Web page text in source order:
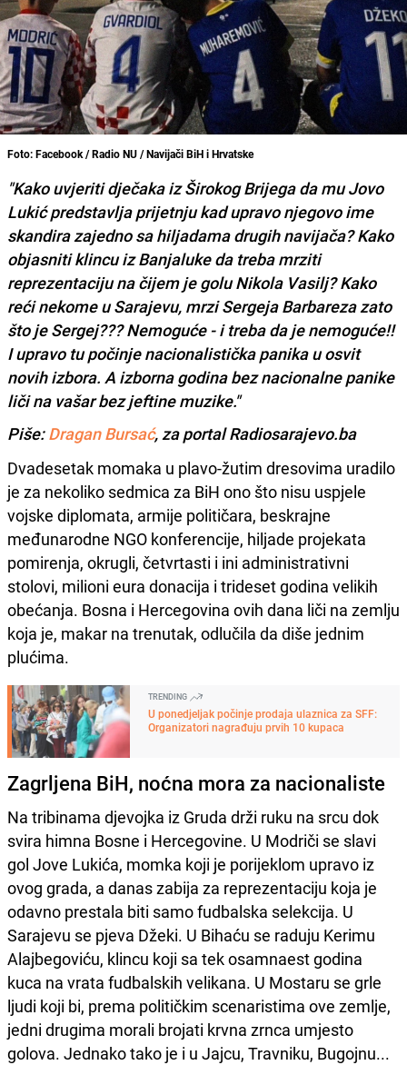
Foto: Facebook / Radio NU / Navijači BiH i Hrvatske
"Kako uvjeriti dječaka iz Širokog Brijega da mu Jovo
Lukić predstavlja prijetnju kad upravo njegovo ime
skandira zajedno sa hiljadama drugih navijača? Kako
objasniti klincu iz Banjaluke da treba mrziti
reprezentaciju na čijem je golu Nikola Vasilj? Kako
reći nekome u Sarajevu, mrzi Sergeja Barbareza zato
što je Sergej??? Nemoguće - i treba da je nemoguće!!
I upravo tu počinje nacionalistička panika u osvit
novih izbora. A izborna godina bez nacionalne panike
liči na vašar bez jeftine muzike."
Piše:Dragan Bursać, za portal Radiosarajevo.ba
Dvadesetak momaka u plavo-žutim dresovima uradilo
je za nekoliko sedmica za BiH ono što nisu uspjele
vojske diplomata, armije političara, beskrajne
međunarodne NGO konferencije, hiljade projekata
pomirenja, okrugli, četvrtasti i ini administrativni
stolovi, milioni eura donacija i trideset godina velikih
obećanja. Bosna i Hercegovina ovih dana liči na zemlju
koja je, makar na trenutak, odlučila da diše jednim
plućima.
TRENDING
U ponedjeljak počinje prodaja ulaznica za SFF:
Organizatori nagrađuju prvih 10 kupaca
Zagrljena BiH, noćna mora za nacionaliste
Na tribinama djevojka iz Gruda drži ruku na srcu dok
svira himna Bosne i Hercegovine. U Modriči se slavi
gol Jove Lukića, momka koji je porijeklom upravo iz
ovog grada, a danas zabija za reprezentaciju koja je
odavno prestala biti samo fudbalska selekcija. U
Sarajevu se pjeva Džeki. U Bihaću se raduju Kerimu
Alajbegoviću, klincu koji sa tek osamnaest godina
kuca na vrata fudbalskih velikana. U Mostaru se grle
ljudi koji bi, prema političkim scenaristima ove zemlje,
jedni drugima morali brojati krvna zrnca umjesto
golova. Jednako tako je i u Jajcu, Travniku, Bugojnu...